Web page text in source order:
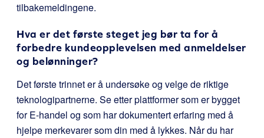
tilbakemeldingene.
Hva er det første steget jeg bør ta for å
forbedre kundeopplevelsen med anmeldelser
og belønninger?
Det første trinnet er å undersøke og velge de riktige
teknologipartnerne. Se etter plattformer som er bygget
for E-handel og som har dokumentert erfaring med å
hjelpe merkevarer som din med å lykkes. Når du har